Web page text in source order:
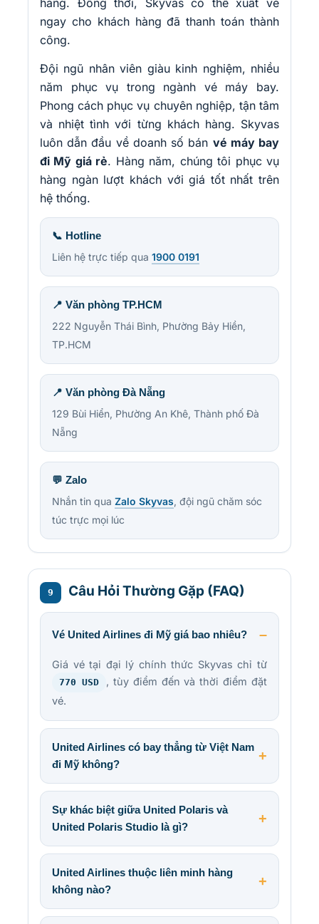
hàng. Đồng thời, Skyvas có thể xuất vé
ngay cho khách hàng đã thanh toán thành
công.
Đội ngũ nhân viên giàu kinh nghiệm, nhiều
năm phục vụ trong ngành vé máy bay.
Phong cách phục vụ chuyên nghiệp, tận tâm
và nhiệt tình với từng khách hàng. Skyvas
luôn dẫn đầu về doanh số bán vé máy bay
đi Mỹ giá rẻ. Hàng năm, chúng tôi phục vụ
hàng ngàn lượt khách với giá tốt nhất trên
hệ thống.
📞 Hotline
Liên hệ trực tiếp qua 1900 0191
📍 Văn phòng TP.HCM
222 Nguyễn Thái Bình, Phường Bảy Hiền,
TP.HCM
📍 Văn phòng Đà Nẵng
129 Bùi Hiển, Phường An Khê, Thành phố Đà
Nẵng
💬 Zalo
Nhắn tin qua Zalo Skyvas, đội ngũ chăm sóc
túc trực mọi lúc
9 Câu Hỏi Thường Gặp (FAQ)
Vé United Airlines đi Mỹ giá bao nhiêu?
Giá vé tại đại lý chính thức Skyvas chỉ từ
770 USD
, tùy điểm đến và thời điểm đặt
vé.
United Airlines có bay thẳng từ Việt Nam
đi Mỹ không?
Sự khác biệt giữa United Polaris và
United Polaris Studio là gì?
United Airlines thuộc liên minh hàng
không nào?